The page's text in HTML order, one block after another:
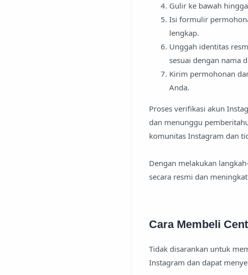
Gulir ke bawah
Isi formulir
lengkap.
Unggah identitas
sesuai dengan nama
Kirim permohonan
Anda.
Proses verifikasi akun
dan menunggu
komunitas Instagram dan
Dengan melakukan
secara resmi dan
Cara Membeli
Tidak disarankan untuk
Instagram dan dapat